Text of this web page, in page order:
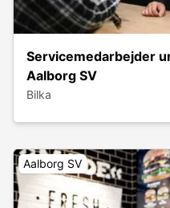
Servicemedarbejder
Aalborg SV
Bilka
Aalborg SV